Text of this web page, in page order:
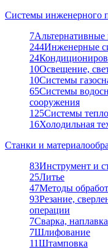
Системы инженерного
7Альтернативные
244Инженерные
24
10Освещение,
10Системы
65Системы
сооружения
125Системы
16Холодильная
Станки и
83Инструмент и
25Литье
47Методы
93Резание,
операции
7Сварка, наплавка
7Шлифование
11Штамповка